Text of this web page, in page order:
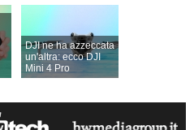
DJI ne ha azzeccata
un'altra: ecco DJI
Mini 4 Pro